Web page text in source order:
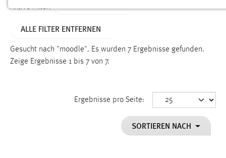
Aktive Filter:
ALLE FILTER ENTFERNEN
Gesucht nach "moodle". Es wurden 7 Ergebnisse gefunden.
Zeige Ergebnisse 1 bis 7 von 7.
Ergebnisse pro Seite:
SORTIEREN NACH
Funktionen und sind für die einwandfreie Funktion der
Einverständnis
cookie_consent
Dieser Cookie speichert die ausgewählten Einverständnis-